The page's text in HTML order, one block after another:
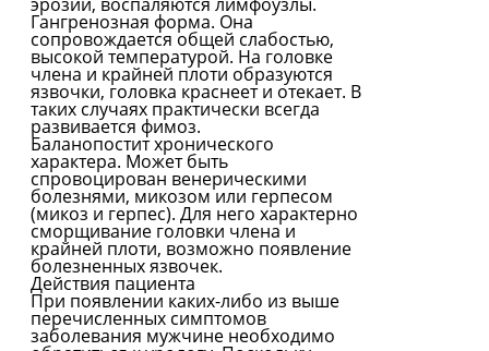
Гангренозная форма. Она
сопровождается общей слабостью,
высокой температурой. На головке
члена и крайней плоти образуются
язвочки, головка краснеет и отекает. В
таких случаях практически всегда
развивается фимоз.
Баланопостит хронического
характера. Может быть
спровоцирован венерическими
болезнями, микозом или герпесом
(микоз и герпес). Для него характерно
сморщивание головки члена и
крайней плоти, возможно появление
болезненных язвочек.
Действия пациента
При появлении каких-либо из выше
перечисленных симптомов
заболевания мужчине необходимо